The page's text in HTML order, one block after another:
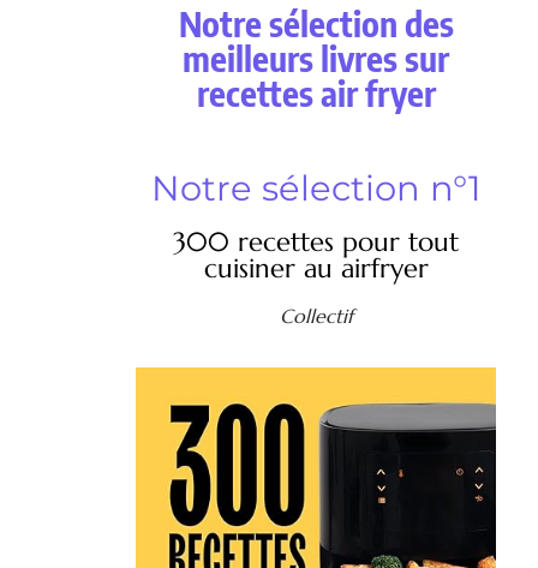
Notre sélection des
meilleurs livres sur
recettes air fryer
Notre sélection n°1
300 recettes pour tout
cuisiner au airfryer
Collectif